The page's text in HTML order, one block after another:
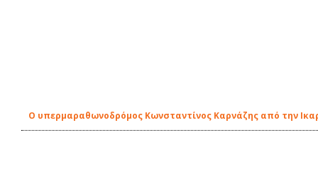
Ο υπερμαραθωνοδρόμος Κωνσταντίνος Καρνάζης από την